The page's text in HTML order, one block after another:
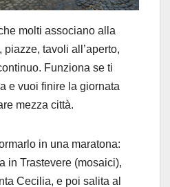
molti associano alla
piazze, tavoli all’aperto,
Funziona se ti
e vuoi finire la giornata
mezza città.
in una maratona:
in Trastevere (mosaici),
Cecilia, e poi salita al